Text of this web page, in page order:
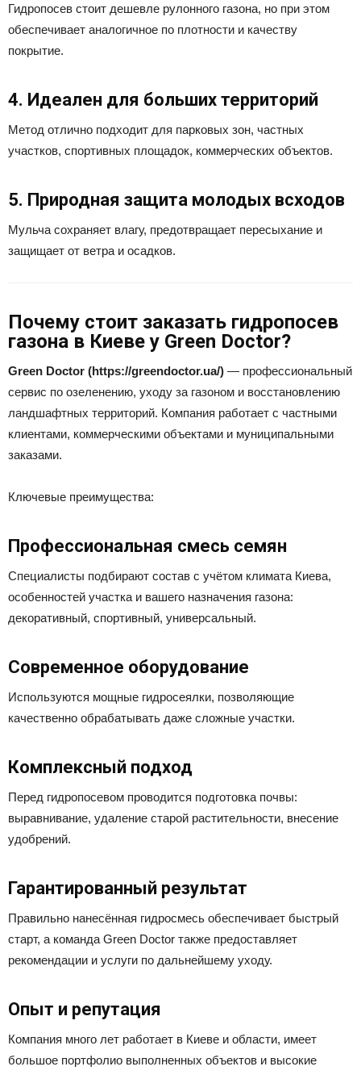
Гидропосев стоит дешевле рулонного газона, но при этом
обеспечивает аналогичное по плотности и качеству
покрытие.
4. Идеален для больших территорий
Метод отлично подходит для парковых зон, частных
участков, спортивных площадок, коммерческих объектов.
5. Природная защита молодых всходов
Мульча сохраняет влагу, предотвращает пересыхание и
защищает от ветра и осадков.
Почему стоит заказать гидропосев
газона в Киеве у Green Doctor?
Green Doctor (https://greendoctor.ua/) — профессиональный
сервис по озеленению, уходу за газоном и восстановлению
ландшафтных территорий. Компания работает с частными
клиентами, коммерческими объектами и муниципальными
заказами.
Ключевые преимущества:
Профессиональная смесь семян
Специалисты подбирают состав с учётом климата Киева,
особенностей участка и вашего назначения газона:
декоративный, спортивный, универсальный.
Современное оборудование
Используются мощные гидросеялки, позволяющие
качественно обрабатывать даже сложные участки.
Комплексный подход
Перед гидропосевом проводится подготовка почвы:
выравнивание, удаление старой растительности, внесение
удобрений.
Гарантированный результат
Правильно нанесённая гидросмесь обеспечивает быстрый
старт, а команда Green Doctor также предоставляет
рекомендации и услуги по дальнейшему уходу.
Опыт и репутация
Компания много лет работает в Киеве и области, имеет
большое портфолио выполненных объектов и высокие